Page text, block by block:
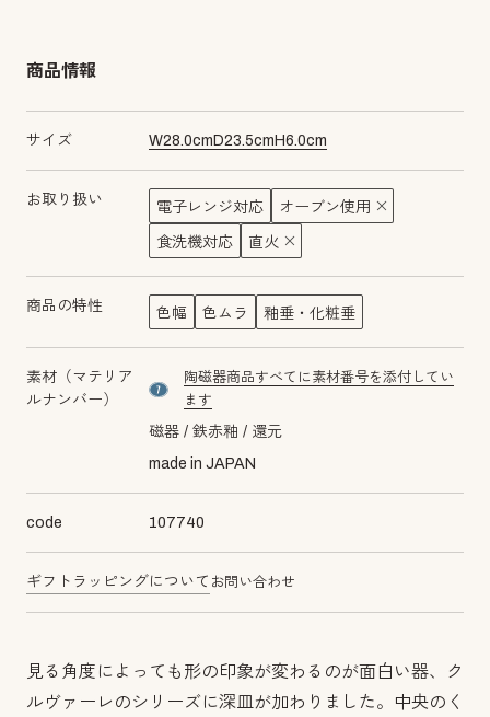
商品情報
サイズ W28.0cm D23.5cm H6.0cm
お取り扱い 電子レンジ対応 オーブン使用
食洗機対応 直火
商品の特性 色幅 色ムラ 釉垂・化粧垂
素材（マテリア
ルナンバー）
material number7
陶磁器商品すべてに素材番号を添付してい
ます
磁器 鉄赤釉
還元
made in JAPAN
code 107740
ギフトラッピングについて お問い合わせ
見る角度によっても形の印象が変わるのが面白い器、ク
ルヴァーレのシリーズに深皿が加わりました。中央のく